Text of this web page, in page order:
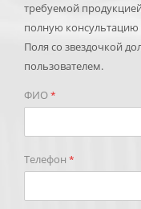
требуемой
полную
Поля со звездочкой
пользователем.
ФИО*
Телефон *